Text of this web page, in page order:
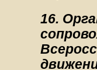
16.